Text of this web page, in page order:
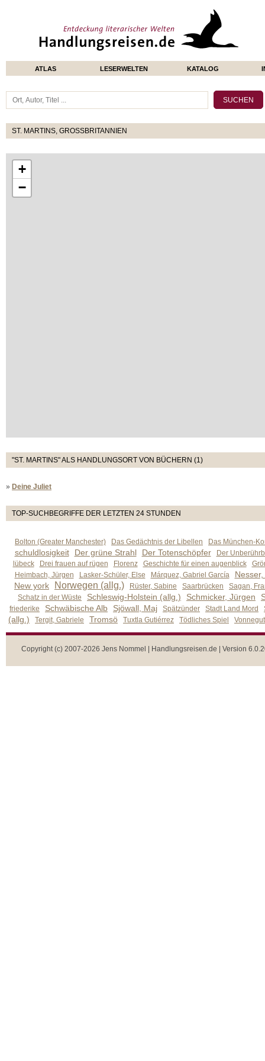
ATLAS LESERWELTEN KATALOG
ST. MARTINS, GROSSBRITANNIEN
+
−
"ST. MARTINS" ALS HANDLUNGSORT VON BÜCHERN (1)
» Deine Juliet
TOP-SUCHBEGRIFFE DER LETZTEN 24 STUNDEN
Bolton (Greater Manchester) Das Gedächtnis der Libellen Das München-
schuldlosigkeit Der grüne Strahl Der Totenschöpfer
Der
lübeck
Drei frauen auf rügen Florenz Geschichte für einen augenblick
Heimbach, Jürgen
Lasker-Schüler, Else Márquez, Gabriel García
New york
Norwegen (allg.) Rüster, Sabine Saarbrücken
Sagan,
Schatz in der Wüste
Schleswig-Holstein (allg.) Schmicker, Jürgen
friederike Schwäbische Alb Sjöwall, Maj Spätzünder Stadt Land Mord
(allg.) Tergit, Gabriele Tromsö Tuxtla Gutiérrez Tödliches Spiel
Copyright (c) 2007-2026 Jens Nommel | Handlungsreisen.de | Version